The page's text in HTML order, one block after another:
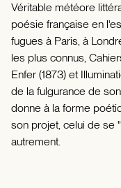
Véritable météore
poésie française en
fugues à Paris, à
les plus connus,
Enfer (1873) et
de la fulgurance de
donne à la forme
son projet, celui de se
autrement.